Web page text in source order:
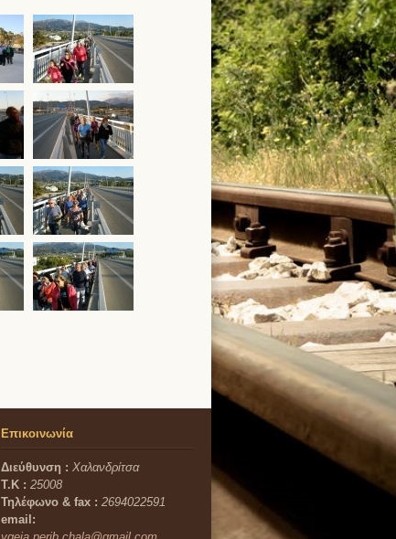
Επικοινωνία
Διεύθυνση : Χαλανδρίτσα
Τ.Κ : 25008
Τηλέφωνο & fax : 2694022591
email: